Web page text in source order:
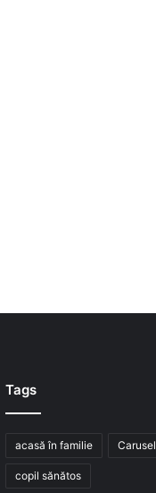
Tags
acasă în familie Carusel
copil sănătos